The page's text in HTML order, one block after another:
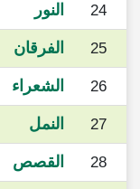
24 النور
25 الفرقان
26 الشعراء
27 النمل
28 القصص